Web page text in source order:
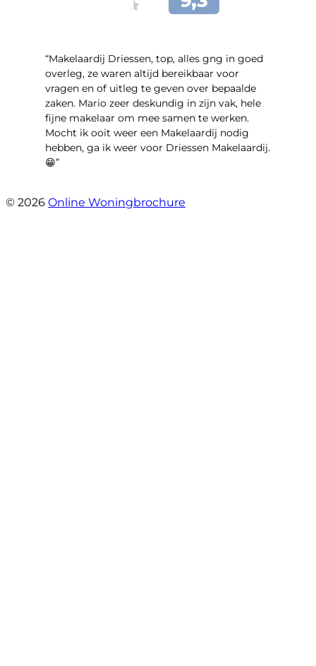
“Makelaardij Driessen, top, alles gng in goed
overleg, ze waren altijd bereikbaar voor
vragen en of uitleg te geven over bepaalde
zaken. Mario zeer deskundig in zijn vak, hele
fijne makelaar om mee samen te werken.
Mocht ik ooit weer een Makelaardij nodig
hebben, ga ik weer voor Driessen Makelaardij.
😁”
© 2026 Online Woningbrochure